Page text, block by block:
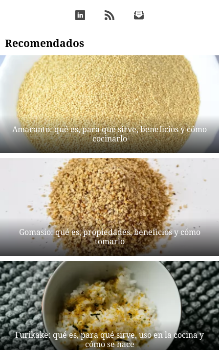
Recomendados
Amaranto: qué es, para qué sirve, beneficios y cómo
cocinarlo
Gomasio: qué es, propiedades, beneficios y cómo
tomarlo
Furikake: qué es, para qué sirve, uso en la cocina y
cómo se hace